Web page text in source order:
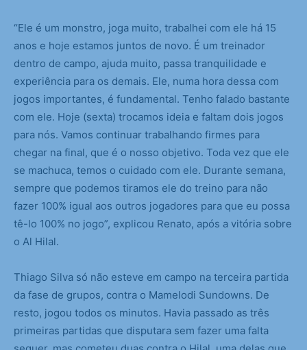
“Ele é um monstro, joga muito, trabalhei com ele há 15
anos e hoje estamos juntos de novo. É um treinador
dentro de campo, ajuda muito, passa tranquilidade e
experiência para os demais. Ele, numa hora dessa com
jogos importantes, é fundamental. Tenho falado bastante
com ele. Hoje (sexta) trocamos ideia e faltam dois jogos
para nós. Vamos continuar trabalhando firmes para
chegar na final, que é o nosso objetivo. Toda vez que ele
se machuca, temos o cuidado com ele. Durante semana,
sempre que podemos tiramos ele do treino para não
fazer 100% igual aos outros jogadores para que eu possa
tê-lo 100% no jogo”, explicou Renato, após a vitória sobre
o Al Hilal.
Thiago Silva só não esteve em campo na terceira partida
da fase de grupos, contra o Mamelodi Sundowns. De
resto, jogou todos os minutos. Havia passado as três
primeiras partidas que disputara sem fazer uma falta